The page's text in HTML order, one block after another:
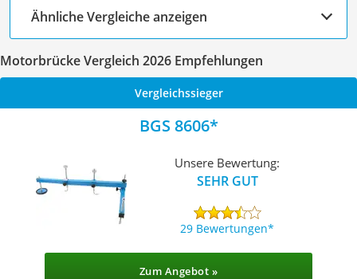
Ähnliche Vergleiche anzeigen
Motorbrücke Vergleich 2026 Empfehlungen
Vergleichssieger
BGS 8606
Unsere Bewertung:
SEHR GUT
29 Bewertungen
Zum Angebot »